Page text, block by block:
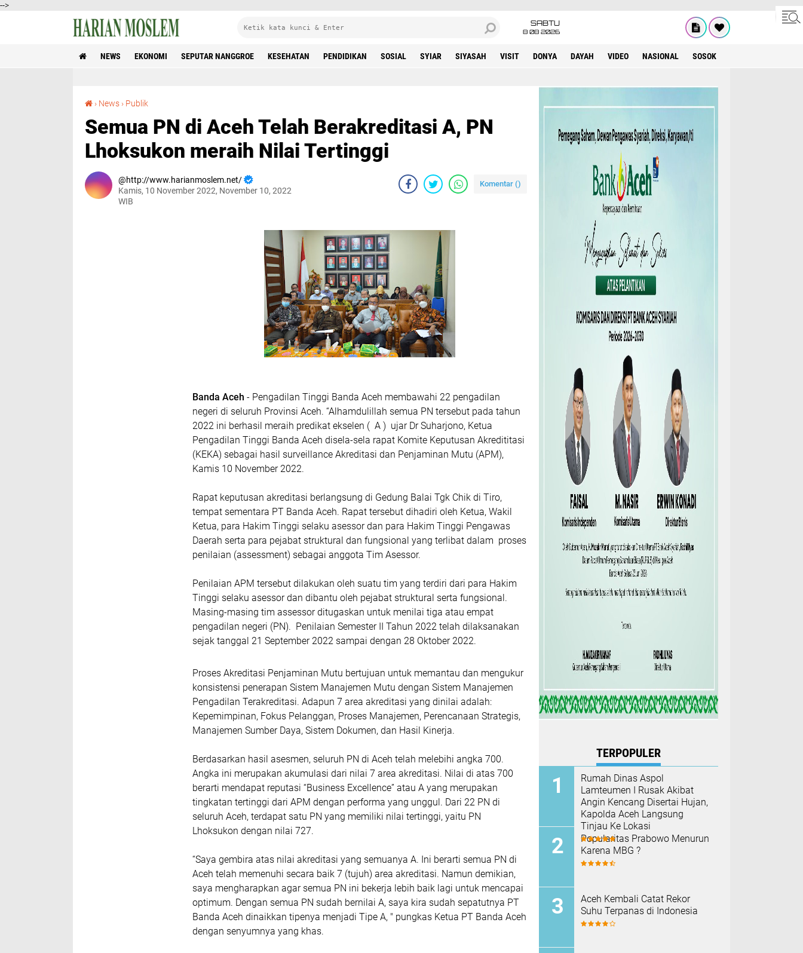
-->
SABTU
8 08 2026
NEWS EKONOMI SEPUTAR NANGGROE KESEHATAN PENDIDIKAN SOSIAL SYIAR SIYASAH VISIT DONYA DAYAH VIDEO NASIONAL SOSOK
› News › Publik
Semua PN di Aceh Telah Berakreditasi A, PN
Lhoksukon meraih Nilai Tertinggi
http://www.harianmoslem.net/
Kamis, 10 November 2022, November 10, 2022
WIB
Komentar ()
Banda Aceh - Pengadilan Tinggi Banda Aceh membawahi 22 pengadilan
negeri di seluruh Provinsi Aceh. “Alhamdulillah semua PN tersebut pada tahun
2022 ini berhasil meraih predikat ekselen ( A ) ujar Dr Suharjono, Ketua
Pengadilan Tinggi Banda Aceh disela-sela rapat Komite Keputusan Akredititasi
(KEKA) sebagai hasil surveillance Akreditasi dan Penjaminan Mutu (APM),
Kamis 10 November 2022.
Rapat keputusan akreditasi berlangsung di Gedung Balai Tgk Chik di Tiro,
tempat sementara PT Banda Aceh. Rapat tersebut dihadiri oleh Ketua, Wakil
Ketua, para Hakim Tinggi selaku asessor dan para Hakim Tinggi Pengawas
Daerah serta para pejabat struktural dan fungsional yang terlibat dalam proses
penilaian (assessment) sebagai anggota Tim Asessor.
Penilaian APM tersebut dilakukan oleh suatu tim yang terdiri dari para Hakim
Tinggi selaku asessor dan dibantu oleh pejabat struktural serta fungsional.
Masing-masing tim assessor ditugaskan untuk menilai tiga atau empat
pengadilan negeri (PN). Penilaian Semester II Tahun 2022 telah dilaksanakan
sejak tanggal 21 September 2022 sampai dengan 28 Oktober 2022.
Proses Akreditasi Penjaminan Mutu bertujuan untuk memantau dan mengukur
konsistensi penerapan Sistem Manajemen Mutu dengan Sistem Manajemen
Pengadilan Terakreditasi. Adapun 7 area akreditasi yang dinilai adalah:
Kepemimpinan, Fokus Pelanggan, Proses Manajemen, Perencanaan Strategis,
Manajemen Sumber Daya, Sistem Dokumen, dan Hasil Kinerja.
Berdasarkan hasil asesmen, seluruh PN di Aceh telah melebihi angka 700.
Angka ini merupakan akumulasi dari nilai 7 area akreditasi. Nilai di atas 700
berarti mendapat reputasi “Business Excellence” atau A yang merupakan
tingkatan tertinggi dari APM dengan performa yang unggul. Dari 22 PN di
seluruh Aceh, terdapat satu PN yang memiliki nilai tertinggi, yaitu PN
Lhoksukon dengan nilai 727.
“Saya gembira atas nilai akreditasi yang semuanya A. Ini berarti semua PN di
Aceh telah memenuhi secara baik 7 (tujuh) area akreditasi. Namun demikian,
saya mengharapkan agar semua PN ini bekerja lebih baik lagi untuk mencapai
optimum. Dengan semua PN sudah bernilai A, saya kira sudah sepatutnya PT
Banda Aceh dinaikkan tipenya menjadi Tipe A, " pungkas Ketua PT Banda Aceh
dengan senyumnya yang khas.
TERPOPULER
Rumah Dinas Aspol
Lamteumen I Rusak Akibat
Angin Kencang Disertai Hujan,
Kapolda Aceh Langsung
Tinjau Ke Lokasi
Popularitas Prabowo Menurun
Karena MBG ?
Aceh Kembali Catat Rekor
Suhu Terpanas di Indonesia